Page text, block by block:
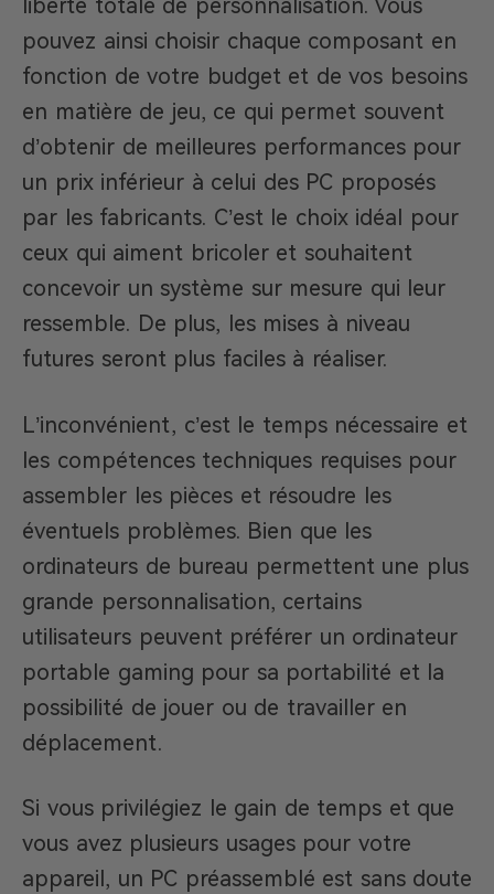
liberté totale de personnalisation. Vous
pouvez ainsi choisir chaque composant en
fonction de votre budget et de vos besoins
en matière de jeu, ce qui permet souvent
d’obtenir de meilleures performances pour
un prix inférieur à celui des PC proposés
par les fabricants. C’est le choix idéal pour
ceux qui aiment bricoler et souhaitent
concevoir un système sur mesure qui leur
ressemble. De plus, les mises à niveau
futures seront plus faciles à réaliser.
L’inconvénient, c’est le temps nécessaire et
les compétences techniques requises pour
assembler les pièces et résoudre les
éventuels problèmes. Bien que les
ordinateurs de bureau permettent une plus
grande personnalisation, certains
utilisateurs peuvent préférer un ordinateur
portable gaming pour sa portabilité et la
possibilité de jouer ou de travailler en
déplacement.
Si vous privilégiez le gain de temps et que
vous avez plusieurs usages pour votre
appareil, un PC préassemblé est sans doute